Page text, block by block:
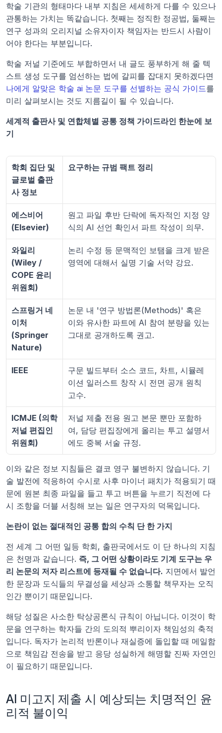
학술 기관의 형태마다 내부 지침은 세세하게 다를 수 있으나
관통하는 가치는 똑같습니다. 첫째는 정직한 정공법, 둘째는
연구 성과의 오리지널 소유자이자 책임자는 반드시 사람이
어야 한다는 부분입니다.
학술 저널 기준에도 부합하면서 내 글도 풍부하게 해 줄 텍
나에게 알맞은 학술 ai 논문 도구를 선별하는 공식 가이드를
미리 살펴보시는 것도 지름길이 될 수 있습니다.
세계적 출판사 및 연합체별 공통 정책 가이드라인 한눈에 보
기
학회 집단 및
글로벌 출판
사 정보
요구하는 규범 팩트 정리
에스비어
(Elsevier)
원고 파일 후반 단락에 독자적인 지정 양
식의 AI 선언 확인서 파트 작성이 의무.
와일리
(Wiley /
COPE 윤리
위원회)
논리 수정 등 문맥적인 보탬을 크게 받은
영역에 대해서 실명 기술 서약 강요.
스프링거 네
이처
(Springer
Nature)
논문 내 '연구 방법론(Methods)' 혹은
이와 유사한 파트에 AI 참여 분량을 있는
그대로 공개하도록 권고.
IEEE
구문 빌드부터 소스 코드, 차트, 시뮬레
이션 일러스트 창작 시 전면 공개 원칙
고수.
ICMJE (의학
저널 편집인
위원회)
저널 제출 전용 원고 본문 뿐만 포함하
여, 담당 편집장에게 올리는 투고 설명서
에도 중복 서술 규정.
이와 같은 정보 지침들은 결코 영구 불변하지 않습니다. 기
술 발전에 적응하여 수시로 사후 마이너 패치가 적용되기 때
문에 원본 최종 파일을 들고 투고 버튼을 누르기 직전에 다
시 조항을 더블 서칭해 보는 일은 연구자의 덕목입니다.
논란이 없는 절대적인 공통 합의 수칙 단 한 가지
전 세계 그 어떤 일등 학회, 출판국에서도 이 단 하나의 지침
은 천명과 같습니다. 즉, 그 어떤 상황이라도 기계 도구는 우
리 논문의 저자 리스트에 등재될 수 없습니다. 지면에서 발언
한 문장과 도식들의 무결성을 세상과 소통할 책무자는 오직
인간 뿐이기 때문입니다.
해당 성질은 사소한 탁상공론식 규칙이 아닙니다. 이것이 학
문을 연구하는 학자들 간의 도의적 뿌리이자 책임성의 축적
입니다. 독자가 논리적 반론이나 재실증에 돌입할 때 메일함
으로 책임감 전송을 받고 응당 성실하게 해명할 진짜 자연인
이 필요하기 때문입니다.
AI 미고지 제출 시 예상되는 치명적인 윤
리적 불이익